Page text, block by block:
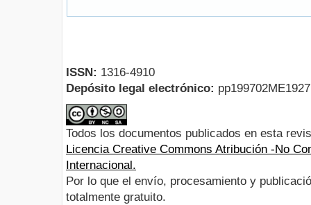
ISSN: 1316-4910
Depósito legal electrónico:
Todos los documentos publicados en esta
Licencia Creative Commons Atribución -No
Internacional.
Por lo que el envío, procesamiento y
totalmente gratuito.